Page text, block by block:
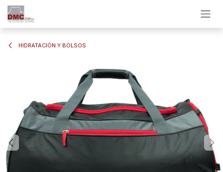
HIDRATACIÓN Y BOLSOS